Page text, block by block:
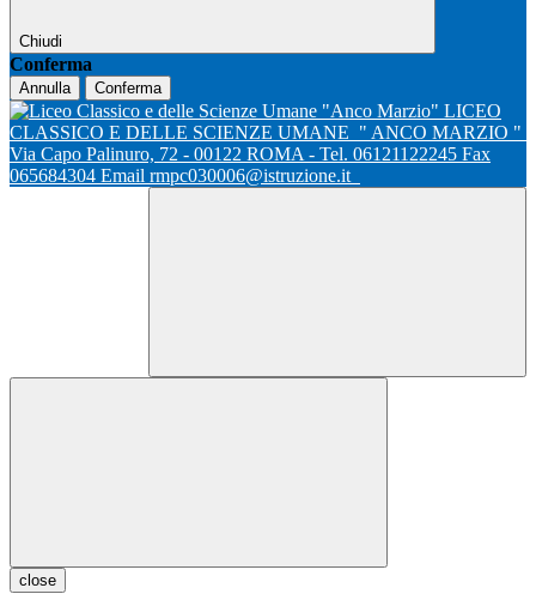
Chiudi
Conferma
Annulla Conferma
LICEO
CLASSICO E DELLE SCIENZE UMANE " ANCO MARZIO "
Via Capo Palinuro, 72 - 00122 ROMA - Tel. 06121122245 Fax
065684304 Email rmpc030006@istruzione.it
close